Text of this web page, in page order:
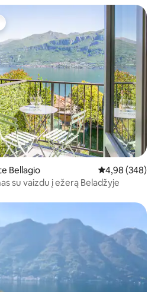
Bellagio Vidutinis
4,98 (348)
su vaizdu į ežerą Beladžyje